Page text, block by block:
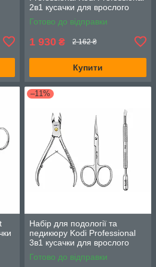
2в1 кусачки для врослого
нігтя NN01 та ножиці SN01
Готово до відправки
1 930 ₴ 2 162 ₴
Купити
–11%
Набір для подології та
педикюру Kodi Professional
3в1 кусачки для врослого
нігтя NN01 ножиці SN01 та
шабер P02
Готово до відправки